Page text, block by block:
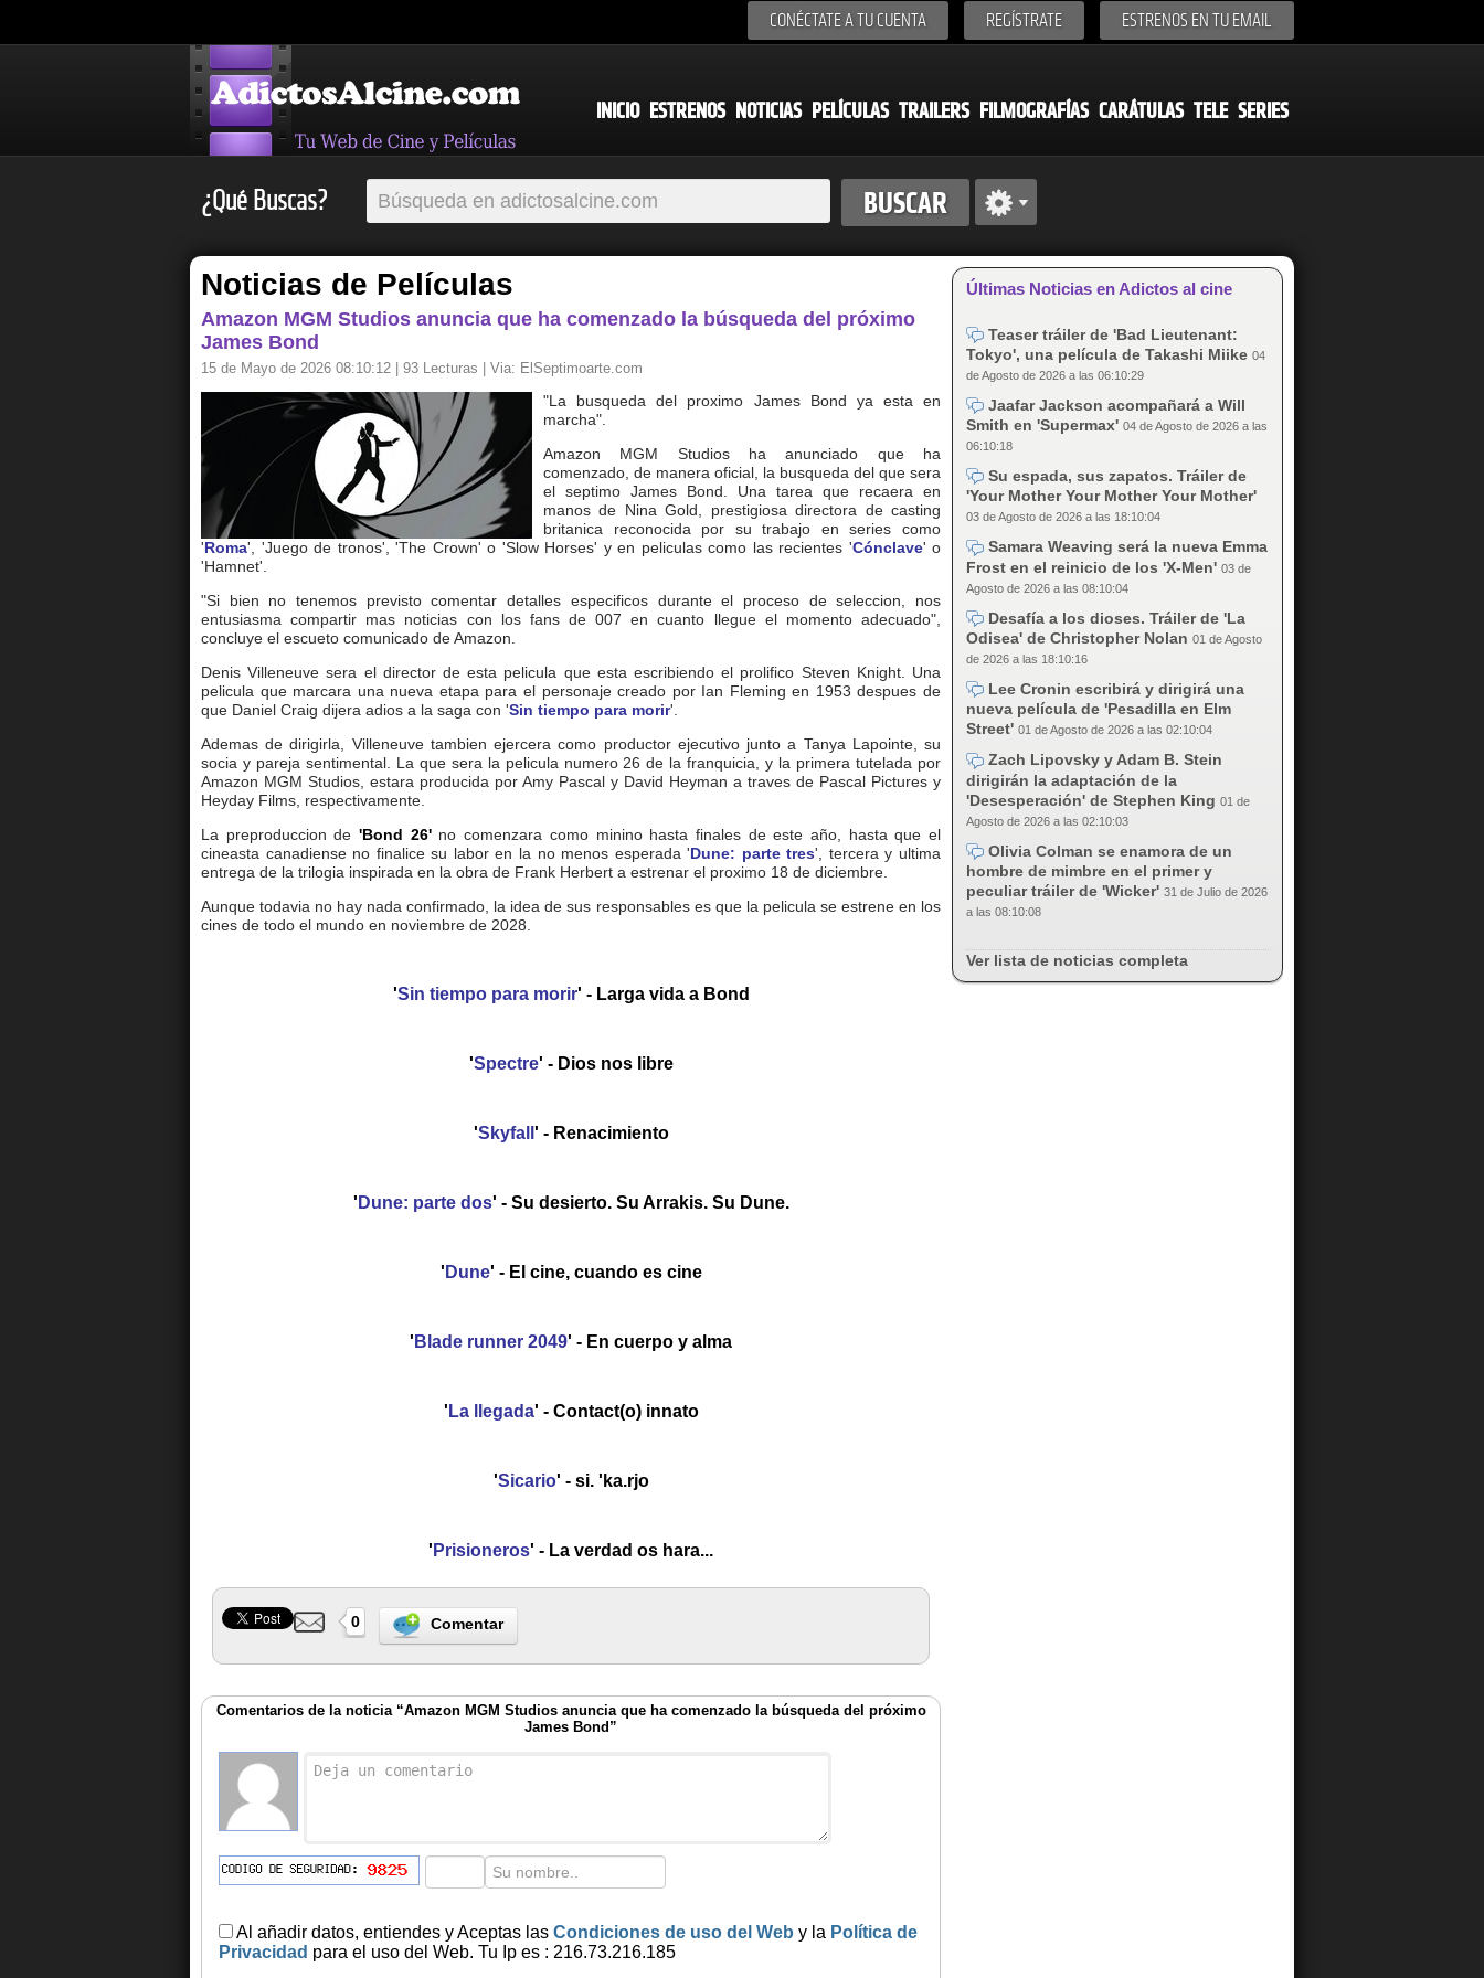
CONÉCTATE A TU CUENTA REGÍSTRATE ESTRENOS EN TU EMAIL
INICIO ESTRENOS NOTICIAS PELÍCULAS TRAILERS FILMOGRAFÍAS CARÁTULAS TELE SERIES
¿Qué Buscas?
Noticias de Películas
Amazon MGM Studios anuncia que ha comenzado la búsqueda del próximo
James Bond
15 de Mayo de 2026 08:10:12 | 93 Lecturas | Via: ElSeptimoarte.com
"La busqueda del proximo James Bond ya esta en
marcha".
Amazon MGM Studios ha anunciado que ha
comenzado, de manera oficial, la busqueda del que sera
el septimo James Bond. Una tarea que recaera en
manos de Nina Gold, prestigiosa directora de casting
britanica reconocida por su trabajo en series como
'Roma', 'Juego de tronos', 'The Crown' o 'Slow Horses' y en peliculas como las recientes 'Cónclave' o
'Hamnet'.
"Si bien no tenemos previsto comentar detalles especificos durante el proceso de seleccion, nos
entusiasma compartir mas noticias con los fans de 007 en cuanto llegue el momento adecuado",
concluye el escueto comunicado de Amazon.
Denis Villeneuve sera el director de esta pelicula que esta escribiendo el prolifico Steven Knight. Una
pelicula que marcara una nueva etapa para el personaje creado por Ian Fleming en 1953 despues de
que Daniel Craig dijera adios a la saga con 'Sin tiempo para morir'.
Ademas de dirigirla, Villeneuve tambien ejercera como productor ejecutivo junto a Tanya Lapointe, su
socia y pareja sentimental. La que sera la pelicula numero 26 de la franquicia, y la primera tutelada por
Amazon MGM Studios, estara producida por Amy Pascal y David Heyman a traves de Pascal Pictures y
Heyday Films, respectivamente.
La preproduccion de'Bond 26'no comenzara como minino hasta finales de este año, hasta que el
cineasta canadiense no finalice su labor en la no menos esperada 'Dune: parte tres', tercera y ultima
entrega de la trilogia inspirada en la obra de Frank Herbert a estrenar el proximo 18 de diciembre.
Aunque todavia no hay nada confirmado, la idea de sus responsables es que la pelicula se estrene en los
cines de todo el mundo en noviembre de 2028.
'Sin tiempo para morir' - Larga vida a Bond
'Spectre' - Dios nos libre
'Skyfall ' - Renacimiento
' Dune: parte dos' - Su desierto. Su Arrakis. Su Dune.
' Dune' - El cine, cuando es cine
' Blade runner 2049' - En cuerpo y alma
' La llegada' - Contact(o) innato
'Sicario' - si. 'ka.rjo
' Prisioneros' - La verdad os hara...
0 Comentar
Comentarios de la noticia “Amazon MGM Studios anuncia que ha comenzado la búsqueda del próximo
James Bond”
Al añadir datos, entiendes y Aceptas las Condiciones de uso del Web y la Política de
Privacidad para el uso del Web. Tu Ip es : 216.73.216.185
Últimas Noticias en Adictos al cine
Teaser tráiler de 'Bad Lieutenant:
Tokyo', una película de Takashi Miike 04
de Agosto de 2026 a las 06:10:29
Jaafar Jackson acompañará a Will
Smith en 'Supermax' 04 de Agosto de 2026 a las
06:10:18
Su espada, sus zapatos. Tráiler de
'Your Mother Your Mother Your Mother'
03 de Agosto de 2026 a las 18:10:04
Samara Weaving será la nueva Emma
Frost en el reinicio de los 'X-Men' 03 de
Agosto de 2026 a las 08:10:04
Desafía a los dioses. Tráiler de 'La
Odisea' de Christopher Nolan 01 de Agosto
de 2026 a las 18:10:16
Lee Cronin escribirá y dirigirá una
nueva película de 'Pesadilla en Elm
Street' 01 de Agosto de 2026 a las 02:10:04
Zach Lipovsky y Adam B. Stein
dirigirán la adaptación de la
'Desesperación' de Stephen King 01 de
Agosto de 2026 a las 02:10:03
Olivia Colman se enamora de un
hombre de mimbre en el primer y
peculiar tráiler de 'Wicker' 31 de Julio de 2026
a las 08:10:08
Ver lista de noticias completa